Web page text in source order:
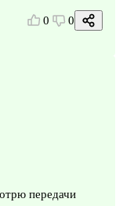
0 0
передачи